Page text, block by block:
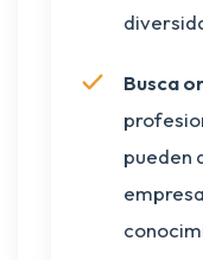
Busca
pueden